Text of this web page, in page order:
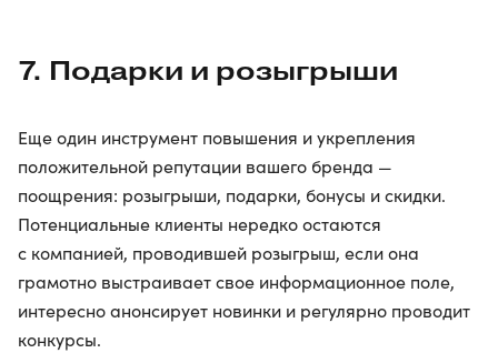
7. Подарки и розыгрыши
Еще один инструмент повышения и укрепления
положительной репутации вашего бренда —
поощрения: розыгрыши, подарки, бонусы и скидки.
Потенциальные клиенты нередко остаются
с компанией, проводившей розыгрыш, если она
грамотно выстраивает свое информационное поле,
интересно анонсирует новинки и регулярно проводит
конкурсы.